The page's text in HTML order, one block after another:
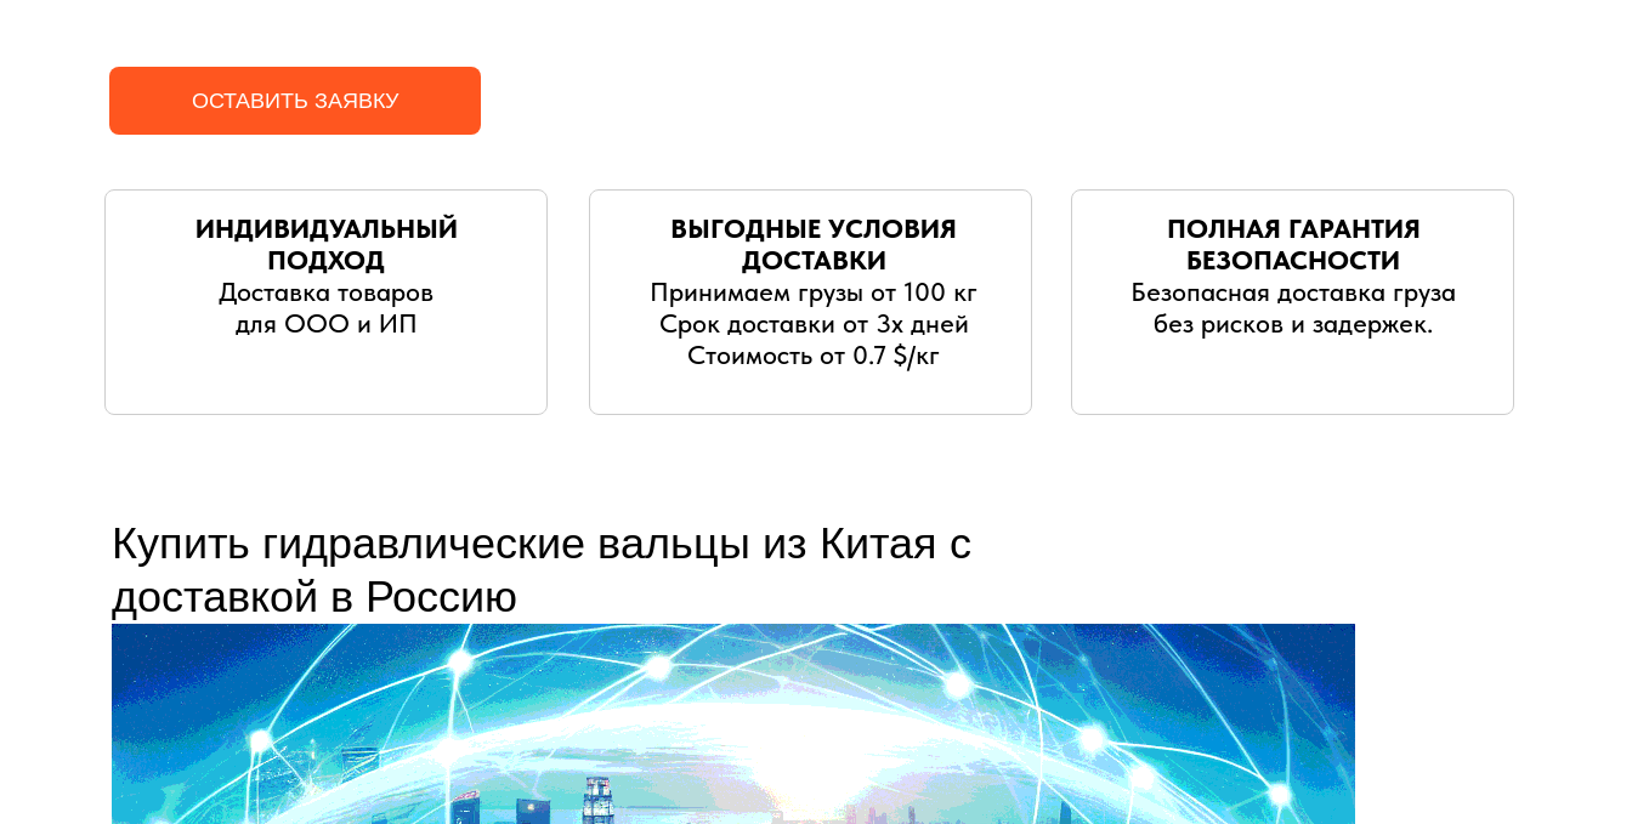
ОСТАВИТЬ ЗАЯВКУ
ВЫГОДНЫЕ УСЛОВИЯ
ДОСТАВКИ
Принимаем грузы от 100 кг
Срок доставки от 3х дней
Стоимость от 0.7 $/кг
ПОЛНАЯ ГАРАНТИЯ
БЕЗОПАСНОСТИ
Безопасная доставка груза
без рисков и задержек.
ИНДИВИДУАЛЬНЫЙ
ПОДХОД
Доставка товаров
для ООО и ИП
Купить гидравлические вальцы из Китая с
доставкой в Россию